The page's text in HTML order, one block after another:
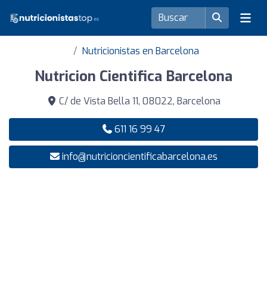
Nutricionistas en Barcelona
Nutricion Cientifica Barcelona
C/ de Vista Bella 11, 08022, Barcelona
611 16 99 47
info@nutricioncientificabarcelona.es